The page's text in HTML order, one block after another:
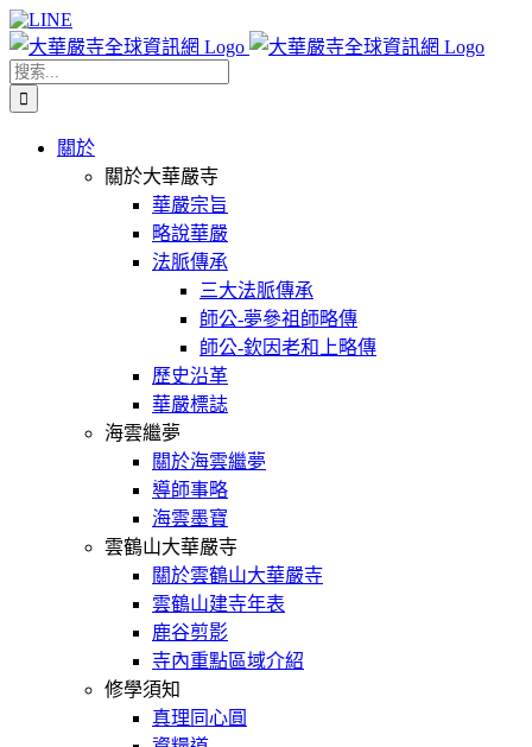
Skip
to
content
Facebook
X
WeChat
YouTube
LINE
搜
索
關於
關於大華嚴寺
華嚴宗旨
略說華嚴
法脈傳承
三大法脈傳承
師公-夢參祖師略傳
師公-欽因老和上略傳
歷史沿革
華嚴標誌
海雲繼夢
關於海雲繼夢
導師事略
海雲墨寶
雲鶴山大華嚴寺
關於雲鶴山大華嚴寺
雲鶴山建寺年表
鹿谷剪影
寺內重點區域介紹
修學須知
真理同心圓